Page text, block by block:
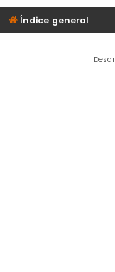
Índice general